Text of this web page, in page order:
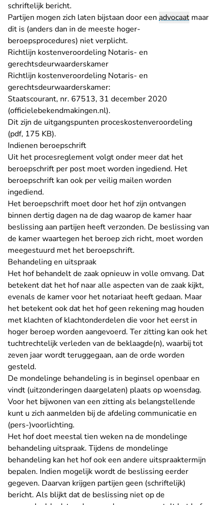
schriftelijk bericht.
Partijen mogen zich laten bijstaan door een advocaat maar
dit is (anders dan in de meeste hoger-
beroepsprocedures) niet verplicht.
Richtlijn kostenveroordeling Notaris- en
gerechtsdeurwaarderskamer
Richtlijn kostenveroordeling Notaris- en
gerechtsdeurwaarderskamer:
Staatscourant, nr. 67513, 31 december 2020
(officielebekendmakingen.nl)- U verlaat Rechtspraak.nl
.
Dit zijn de uitgangspunten proceskostenveroordeling
(pdf, 175 KB).
Indienen beroepschrift
Uit het procesreglement volgt onder meer dat het
beroepschrift per post moet worden ingediend. Het
beroepschrift kan ook per veilig mailen worden
ingediend.
Het beroepschrift moet door het hof zijn ontvangen
binnen dertig dagen na de dag waarop de kamer haar
beslissing aan partijen heeft verzonden. De beslissing van
de kamer waartegen het beroep zich richt, moet worden
meegestuurd met het beroepschrift.
Behandeling en uitspraak
Het hof behandelt de zaak opnieuw in volle omvang. Dat
betekent dat het hof naar alle aspecten van de zaak kijkt,
evenals de kamer voor het notariaat heeft gedaan. Maar
het betekent ook dat het hof geen rekening mag houden
met klachten of klachtonderdelen die voor het eerst in
hoger beroep worden aangevoerd. Ter zitting kan ook het
tuchtrechtelijk verleden van de beklaagde(n), waarbij tot
zeven jaar wordt teruggegaan, aan de orde worden
gesteld.
De mondelinge behandeling is in beginsel openbaar en
vindt (uitzonderingen daargelaten) plaats op woensdag.
Voor het bijwonen van een zitting als belangstellende
kunt u zich aanmelden bij de afdelingcommunicatie en
(pers-)voorlichting- U verlaat Rechtspraak.nl
.
Het hof doet meestal tien weken na de mondelinge
behandeling uitspraak. Tijdens de mondelinge
behandeling kan het hof ook een andere uitspraaktermijn
bepalen. Indien mogelijk wordt de beslissing eerder
gegeven. Daarvan krijgen partijen geen (schriftelijk)
bericht. Als blijkt dat de beslissing niet op de